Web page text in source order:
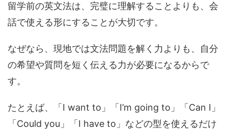
留学前の英文法は、完璧に理解することよりも、会
話で使える形にすることが大切です。
なぜなら、現地では文法問題を解く力よりも、自分
の希望や質問を短く伝える力が必要になるからで
す。
たとえば、「I want to」「I’m going to」「Can I」
「Could you」「I have to」などの型を使えるだけ